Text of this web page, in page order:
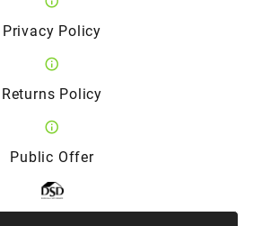
Privacy Policy
Returns Policy
Public Offer